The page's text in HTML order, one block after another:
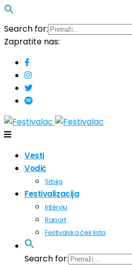
Search for:
Zapratite nas:
Vesti
Vodič
Srbija
Festivalizacija
Intervju
Raport
Festivalska ček lista
Search for: